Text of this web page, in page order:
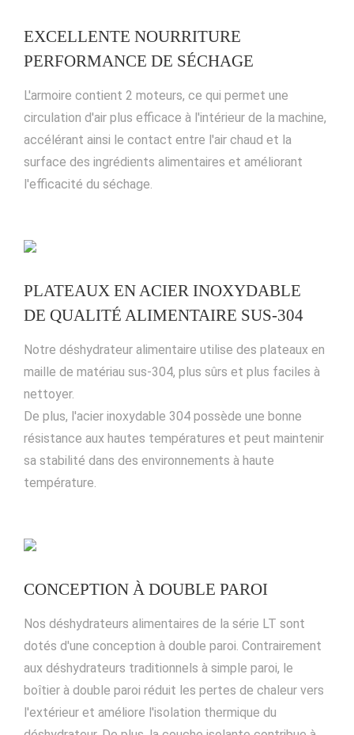
EXCELLENTE NOURRITURE
PERFORMANCE DE SÉCHAGE
L'armoire contient 2 moteurs, ce qui permet une
circulation d'air plus efficace à l'intérieur de la machine,
accélérant ainsi le contact entre l'air chaud et la
surface des ingrédients alimentaires et améliorant
l'efficacité du séchage.
PLATEAUX EN ACIER INOXYDABLE
DE QUALITÉ ALIMENTAIRE SUS-304
Notre déshydrateur alimentaire utilise des plateaux en
maille de matériau sus-304, plus sûrs et plus faciles à
nettoyer.
De plus, l'acier inoxydable 304 possède une bonne
résistance aux hautes températures et peut maintenir
sa stabilité dans des environnements à haute
température.
CONCEPTION À DOUBLE PAROI
Nos déshydrateurs alimentaires de la série LT sont
dotés d'une conception à double paroi. Contrairement
aux déshydrateurs traditionnels à simple paroi, le
boîtier à double paroi réduit les pertes de chaleur vers
l'extérieur et améliore l'isolation thermique du